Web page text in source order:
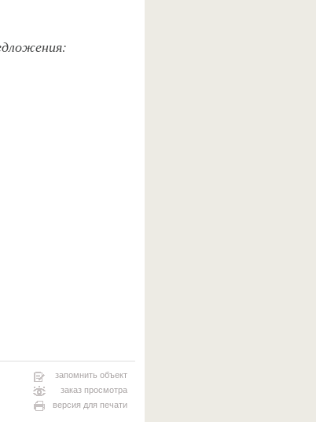
запомнить объект
заказ просмотра
версия для печати